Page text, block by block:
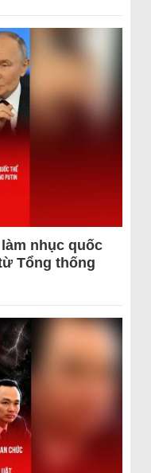
nhục quốc
Tổng thống